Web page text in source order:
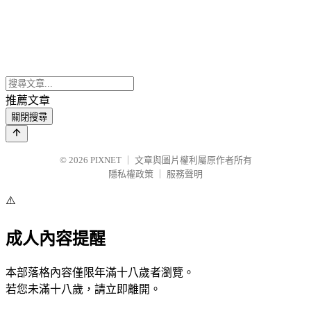
推薦文章
關閉搜尋
© 2026 PIXNET
文章與圖片權利屬原作者所有
隱私權政策
服務聲明
⚠️
成人內容提醒
本部落格內容僅限年滿十八歲者瀏覽。
若您未滿十八歲，請立即離開。